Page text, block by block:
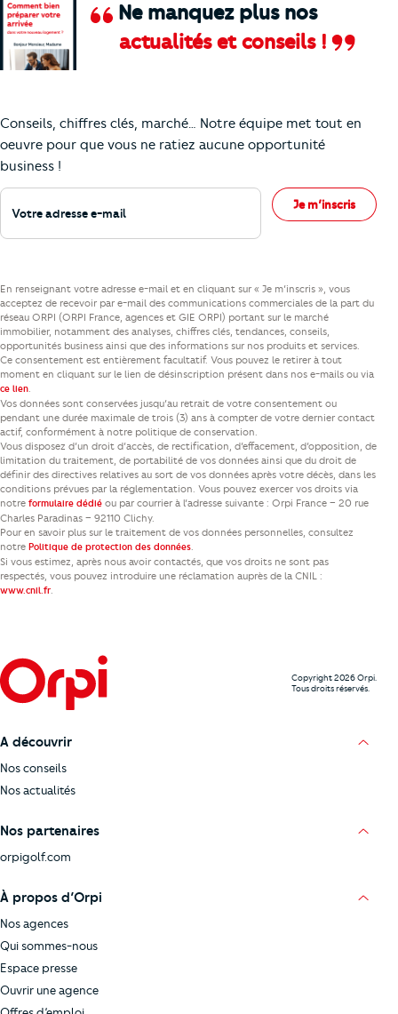
Ne manquez plus nos
actualités et conseils !
Conseils, chiffres clés, marché… Notre équipe met tout en
oeuvre pour que vous ne ratiez aucune opportunité
business !
Votre adresse e-mail
Je m’inscris
En renseignant votre adresse e-mail et en cliquant sur « Je m’inscris », vous
acceptez de recevoir par e-mail des communications commerciales de la part du
réseau ORPI (ORPI France, agences et GIE ORPI) portant sur le marché
immobilier, notamment des analyses, chiffres clés, tendances, conseils,
opportunités business ainsi que des informations sur nos produits et services.
Ce consentement est entièrement facultatif. Vous pouvez le retirer à tout
moment en cliquant sur le lien de désinscription présent dans nos e-mails ou via
ce lien.
Vos données sont conservées jusqu’au retrait de votre consentement ou
pendant une durée maximale de trois (3) ans à compter de votre dernier contact
actif, conformément à notre politique de conservation.
Vous disposez d’un droit d’accès, de rectification, d’effacement, d’opposition, de
limitation du traitement, de portabilité de vos données ainsi que du droit de
définir des directives relatives au sort de vos données après votre décès, dans les
conditions prévues par la réglementation. Vous pouvez exercer vos droits via
notre formulaire dédié ou par courrier à l’adresse suivante : Orpi France – 20 rue
Charles Paradinas – 92110 Clichy.
Pour en savoir plus sur le traitement de vos données personnelles, consultez
notre Politique de protection des données.
Si vous estimez, après nous avoir contactés, que vos droits ne sont pas
respectés, vous pouvez introduire une réclamation auprès de la CNIL :
www.cnil.fr.
Copyright 2026 Orpi.
Tous droits réservés.
A découvrir
Nos conseils
Nos actualités
Nos partenaires
orpigolf.com
À propos d’Orpi
Nos agences
Qui sommes-nous
Espace presse
Ouvrir une agence